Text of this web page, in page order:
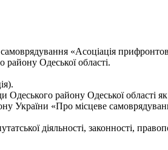
«Асоціація
району Одеської області.
району Одеської області як
«Про місцеве
діяльності, законності,